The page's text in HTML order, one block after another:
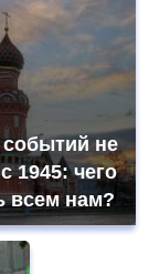
событий не
1945: чего
всем нам?